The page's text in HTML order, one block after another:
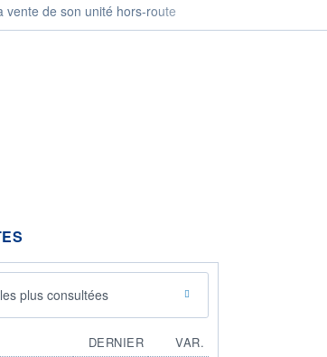
vente de son unité hors-route
plus consultées
DERNIER
VAR.